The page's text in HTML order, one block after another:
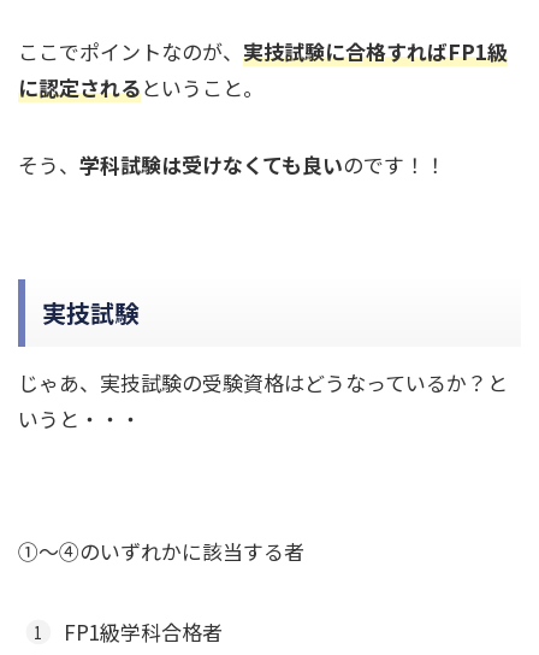
ここでポイントなのが、 実技試験に合格すればFP1級
に認定されるということ。
そう、 学科試験は受けなくても良いのです！！
実技試験
じゃあ、実技試験の受験資格はどうなっているか？と
いうと・・・
①～④のいずれかに該当する者
FP1級学科合格者